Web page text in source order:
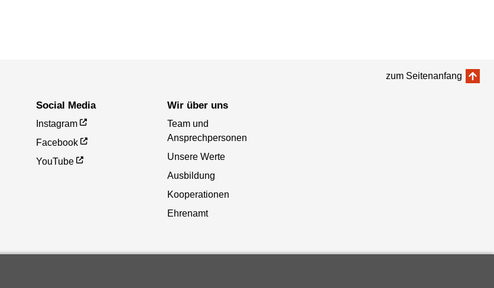
zum Seitenanfang
Social Media
Instagram
Facebook
YouTube
Wir über uns
Team und
Ansprechpersonen
Unsere Werte
Ausbildung
Kooperationen
Ehrenamt